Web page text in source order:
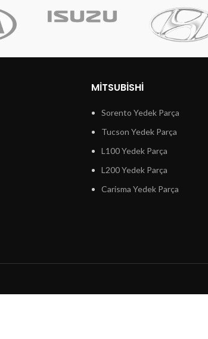
MITSUBISHI
Sorento Yedek Parça
Tucson Yedek Parça
L100 Yedek Parça
L200 Yedek Parça
Carisma Yedek Parça